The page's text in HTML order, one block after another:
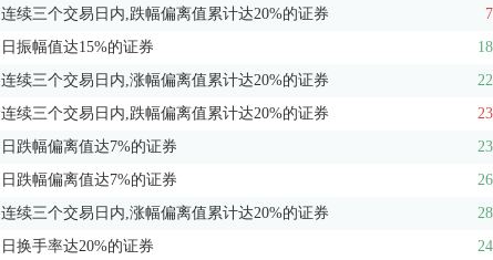
连续三个交易日内,跌幅偏离值累计达20%的证券
日振幅值达15%的证券
连续三个交易日内,涨幅偏离值累计达20%的证券
连续三个交易日内,跌幅偏离值累计达20%的证券
日跌幅偏离值达7%的证券
日跌幅偏离值达7%的证券
连续三个交易日内,涨幅偏离值累计达20%的证券
日换手率达20%的证券